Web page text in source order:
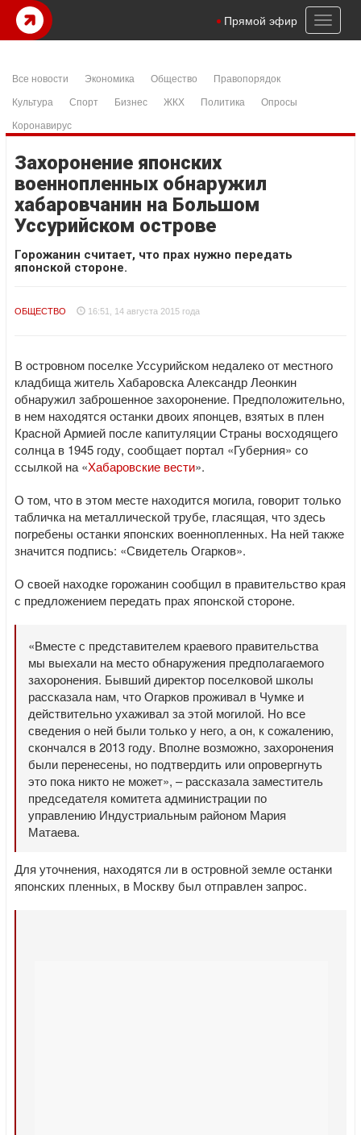
Toggle
Прямой эфир
Все новости Экономика Общество
Правопорядок
Культура
Спорт Бизнес ЖКХ Политика
Опросы
Коронавирус
Захоронение японских
военнопленных обнаружил
хабаровчанин на Большом
Уссурийском острове
Горожанин считает, что прах нужно передать
японской стороне.
ОБЩЕСТВО 16:51, 14 августа 2015 года
В островном поселке Уссурийском недалеко от местного
кладбища житель Хабаровска Александр Леонкин
обнаружил заброшенное захоронение. Предположительно,
в нем находятся останки двоих японцев, взятых в плен
Красной Армией после капитуляции Страны восходящего
солнца в 1945 году, сообщает портал «Губерния» со
ссылкой на «Хабаровские вести».
О том, что в этом месте находится могила, говорит только
табличка на металлической трубе, гласящая, что здесь
погребены останки японских военнопленных. На ней также
значится подпись: «Свидетель Огарков».
О своей находке горожанин сообщил в правительство края
с предложением передать прах японской стороне.
«Вместе с представителем краевого правительства
мы выехали на место обнаружения предполагаемого
захоронения. Бывший директор поселковой школы
рассказала нам, что Огарков проживал в Чумке и
действительно ухаживал за этой могилой. Но все
сведения о ней были только у него, а он, к сожалению,
скончался в 2013 году. Вполне возможно, захоронения
были перенесены, но подтвердить или опровергнуть
это пока никто не может», – рассказала заместитель
председателя комитета администрации по
управлению Индустриальным районом Мария
Матаева.
Для уточнения, находятся ли в островной земле останки
японских пленных, в Москву был отправлен запрос.